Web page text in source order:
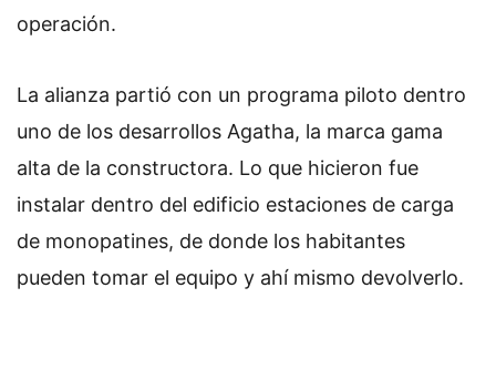
operación.
La alianza partió con un programa piloto dentro
uno de los desarrollos Agatha, la marca gama
alta de la constructora. Lo que hicieron fue
instalar dentro del edificio estaciones de carga
de monopatines, de donde los habitantes
pueden tomar el equipo y ahí mismo devolverlo.